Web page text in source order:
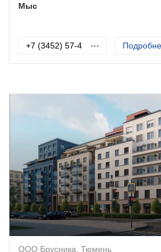
Мыс
+7 (3452) 57-47-41
···
ООО Брусника. Тюмень